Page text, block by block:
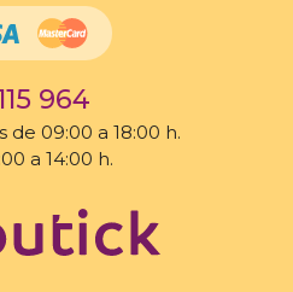
964
de 09:00 a 18:00 h.
a 14:00 h.